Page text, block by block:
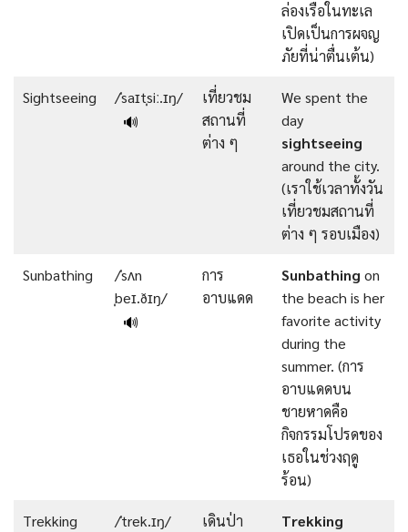
ล่องเรือในทะเล
เปิดเป็นการผจญ
ภัยที่น่าตื่นเต้น)
Sightseeing
/ˈsaɪtˌsiː.ɪŋ/
🔊
เที่ยวชม
สถานที่
ต่าง ๆ
We spent the
day
sightseeing
around the city.
(เราใช้เวลาทั้งวัน
เที่ยวชมสถานที่
ต่าง ๆ รอบเมือง)
Sunbathing
/ˈsʌn
ˌbeɪ.ðɪŋ/
🔊
การ
อาบแดด
Sunbathing on
the beach is her
favorite activity
during the
summer. (การ
อาบแดดบน
ชายหาดคือ
กิจกรรมโปรดของ
เธอในช่วงฤดู
ร้อน)
Trekking
/ˈtrek.ɪŋ/
เดินป่า
Trekking